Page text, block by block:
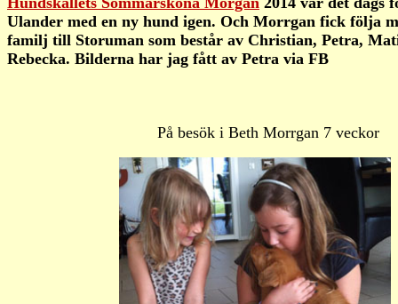
Ulander med en ny hund igen. Och Morrgan fick följa
familj till Storuman som består av Christian, Petra,
Rebecka. Bilderna har jag fått av Petra via FB
På besök i Beth Morrgan 7 veckor